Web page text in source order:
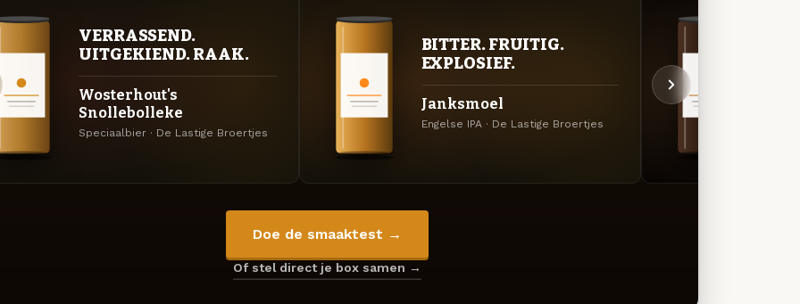
VERRASSEND.
UITGEKIEND. RAAK.
Wosterhout's
Snollebolleke
Speciaalbier · De Lastige Broertjes
BITTER. FRUITIG.
EXPLOSIEF.
Janksmoel
Engelse IPA · De Lastige Broertjes
Doe de smaaktest →
Of stel direct je box samen →